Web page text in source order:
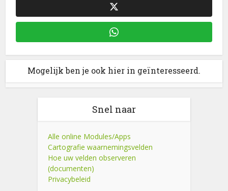
Mogelijk ben je ook hier in geïnteresseerd.
Snel naar
Alle online Modules/Apps
Cartografie waarnemingsvelden
Hoe uw velden observeren
(documenten)
Privacybeleid